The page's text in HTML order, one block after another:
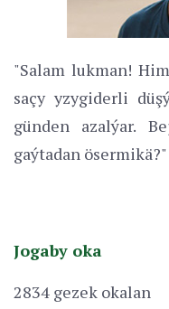
"Salam lukman!
saçy yzygiderli
günden azalýar.
gaýtadan ösermikä?"
Jogaby oka
2834 gezek okalan